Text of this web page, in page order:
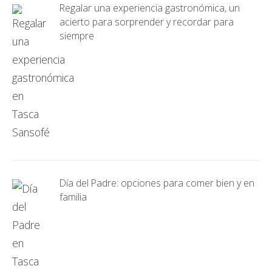
Regalar una experiencia gastronómica, un
acierto para sorprender y recordar para
siempre
Día del Padre: opciones para comer bien y en
familia